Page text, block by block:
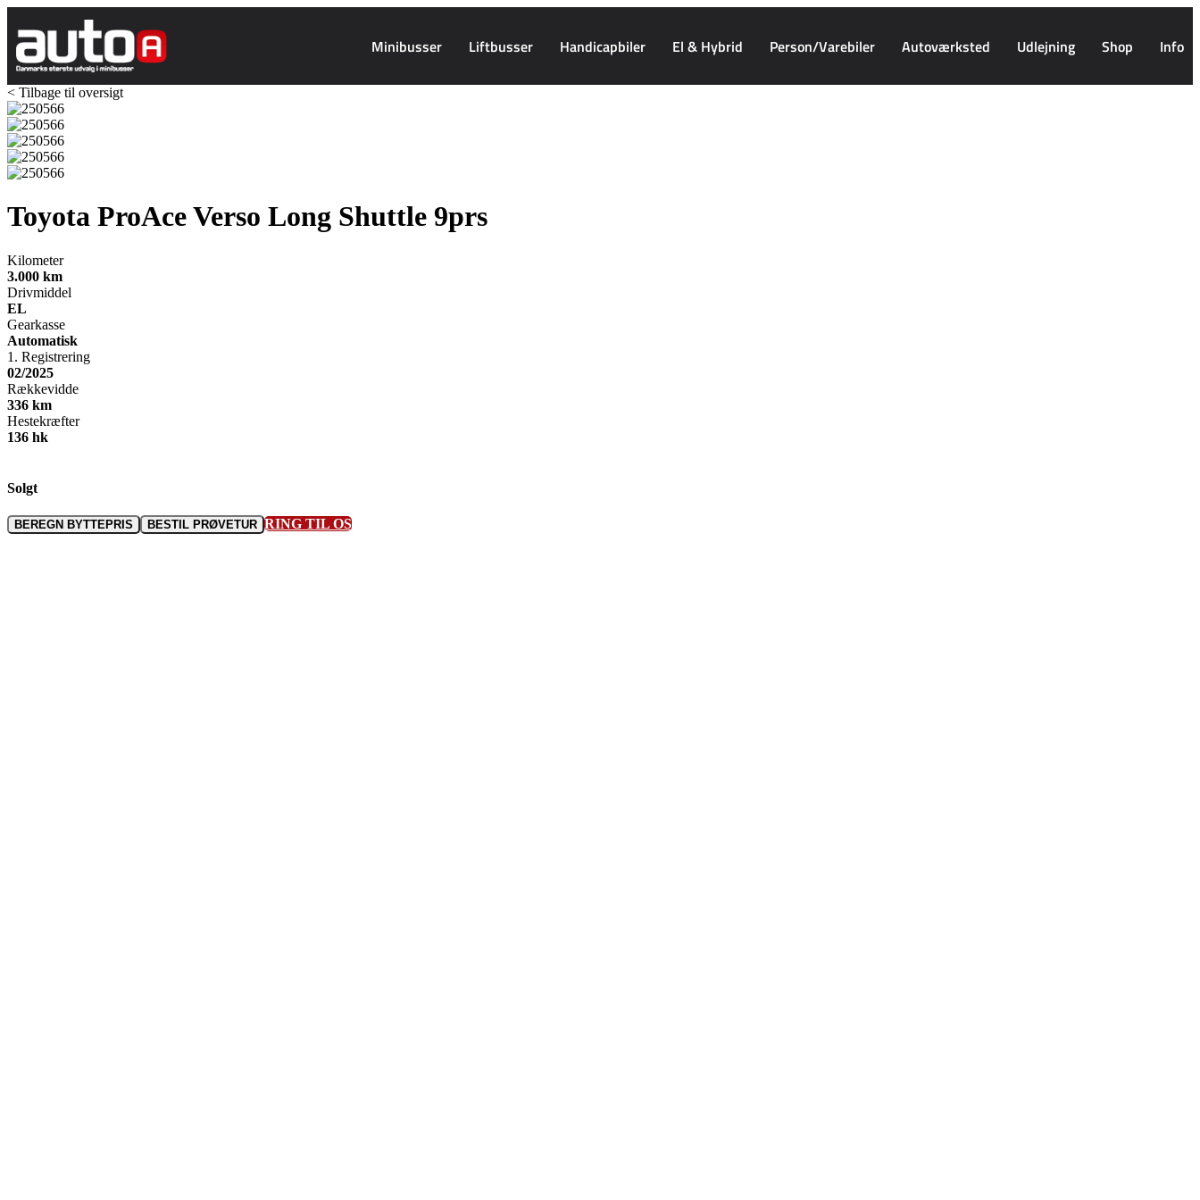
Minibusser Liftbusser Handicapbiler El & Hybrid Person/Varebiler Autoværksted Udlejning Shop Info
< Tilbage til oversigt
Toyota ProAce Verso Long Shuttle 9prs
Kilometer
3.000 km
Drivmiddel
EL
Gearkasse
Automatisk
1. Registrering
02/2025
Rækkevidde
336 km
Hestekræfter
136 hk
Solgt
BEREGN BYTTEPRIS BESTIL PRØVETUR RING TIL OS